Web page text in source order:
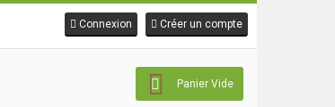
Connexion Créer un compte
Panier Vide